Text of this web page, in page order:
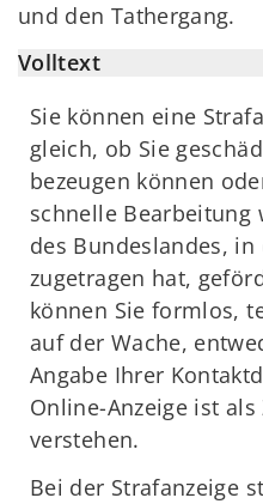
und den Tathergang.
Volltext
Sie können eine
gleich, ob Sie
bezeugen können
schnelle Bearbeitung
des Bundeslandes,
zugetragen hat,
können Sie formlos,
auf der Wache,
Angabe Ihrer
Online-Anzeige ist
verstehen.
Bei der Strafanzeige